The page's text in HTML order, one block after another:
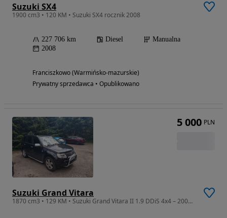
Suzuki SX4
1900 cm3 • 120 KM • Suzuki SX4 rocznik 2008
227 706 km Diesel
Manualna
2008
Franciszkowo (Warmińsko-mazurskie)
Prywatny sprzedawca • Opublikowano
Suzuki Grand Vitara
1870 cm3 • 129 KM • Suzuki Grand Vitara II 1.9 DDiS 4x4 – 2007 r. – uszkodzona
5 000 PLN